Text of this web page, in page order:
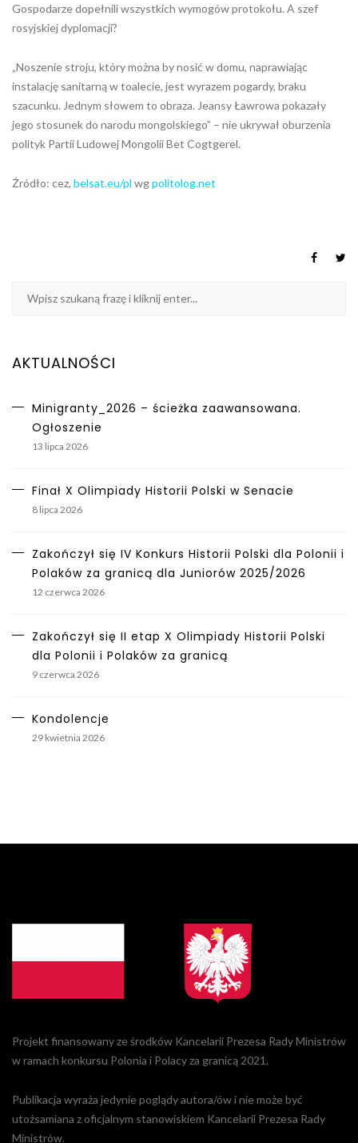
Gospodarze dopełnili wszystkich wymogów protokołu. A szef
rosyjskiej dyplomacji?
„Noszenie stroju, który można by nosić w domu, naprawiając
instalację sanitarną w toalecie, jest wyrazem pogardy, braku
szacunku. Jednym słowem to obraza. Jeansy Ławrowa pokazały
jego stosunek do narodu mongolskiego” – nie ukrywał oburzenia
polityk Partii Ludowej Mongolii Bet Cogtgerel.
Źródło: cez, belsat.eu/pl wgpolitolog.net
AKTUALNOŚCI
Minigranty_2026 – ścieżka zaawansowana.
Ogłoszenie
13 lipca 2026
Finał X Olimpiady Historii Polski w Senacie
8 lipca 2026
Zakończył się IV Konkurs Historii Polski dla Polonii i
Polaków za granicą dla Juniorów 2025/2026
12 czerwca 2026
Zakończył się II etap X Olimpiady Historii Polski
dla Polonii i Polaków za granicą
9 czerwca 2026
Kondolencje
29 kwietnia 2026
Projekt finansowany ze środków Kancelarii Prezesa Rady Ministrów
w ramach konkursu Polonia i Polacy za granicą 2021.
Publikacja wyraża jedynie poglądy autora/ów i nie może być
utożsamiana z oficjalnym stanowiskiem Kancelarii Prezesa Rady
Ministrów.